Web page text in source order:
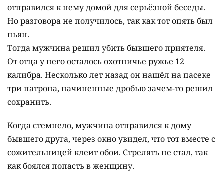
отправился к нему домой для серьёзной беседы.
Но разговора не получилось, так как тот опять был
пьян.
Тогда мужчина решил убить бывшего приятеля.
От отца у него осталось охотничье ружье 12
калибра. Несколько лет назад он нашёл на пасеке
три патрона, начиненные дробью зачем-то решил
сохранить.
Когда стемнело, мужчина отправился к дому
бывшего друга, через окно увидел, что тот вместе с
сожительницей клеит обои. Стрелять не стал, так
как боялся попасть в женщину.